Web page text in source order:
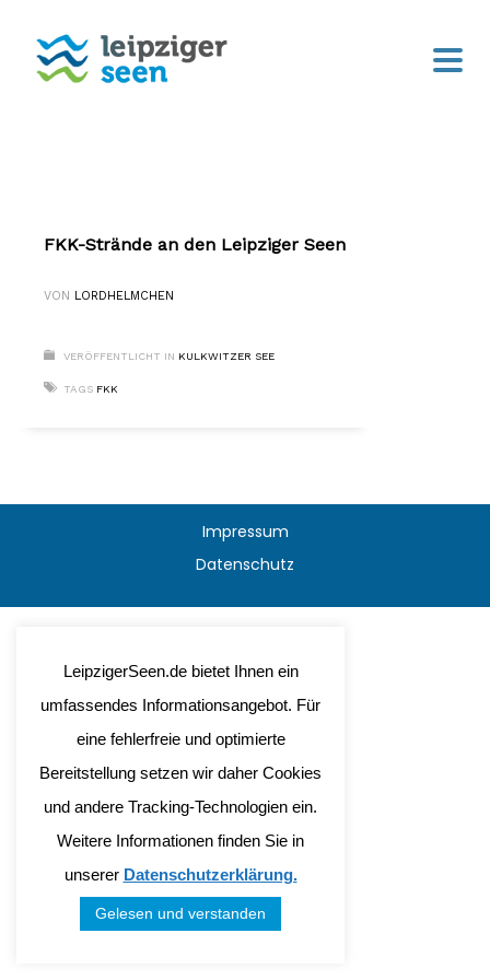
FKK-Strände an den Leipziger Seen
VON LORDHELMCHEN
VERÖFFENTLICHT IN KULKWITZER SEE
TAGS FKK
Impressum
Datenschutz
LeipzigerSeen.de bietet Ihnen ein
umfassendes Informationsangebot. Für
eine fehlerfreie und optimierte
Bereitstellung setzen wir daher Cookies
und andere Tracking-Technologien ein.
Weitere Informationen finden Sie in
unserer Datenschutzerklärung.
Gelesen und verstanden